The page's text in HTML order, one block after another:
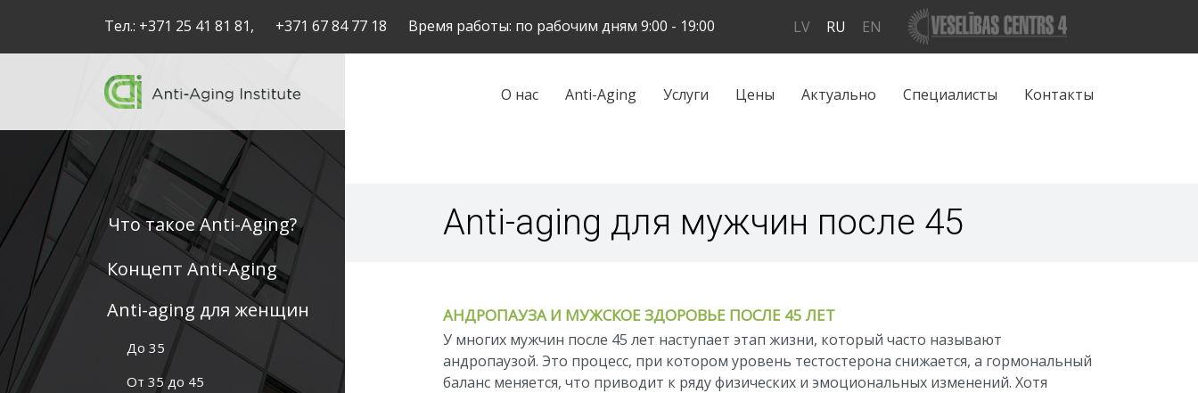
to
main
Тел.: +371 25 41 81 81, +371 67 84 77 18 Время работы: по рабочим дням 9:00 - 19:00 LV RU EN
Galvenā
О нас Anti-Aging Услуги Цены Актуально Специалисты Контакты
Что такое Anti-Aging?
Anti-
aging
navigation
Концепт Anti-Aging
Anti-aging для женщин
До 35
От 35 до 45
Anti-aging для мужчин после 45
АНДРОПАУЗА И МУЖСКОЕ ЗДОРОВЬЕ ПОСЛЕ 45 ЛЕТ
У многих мужчин после 45 лет наступает этап жизни, который часто называют
андропаузой. Это процесс, при котором уровень тестостерона снижается, а гормональный
баланс меняется, что приводит к ряду физических и эмоциональных изменений. Хотя